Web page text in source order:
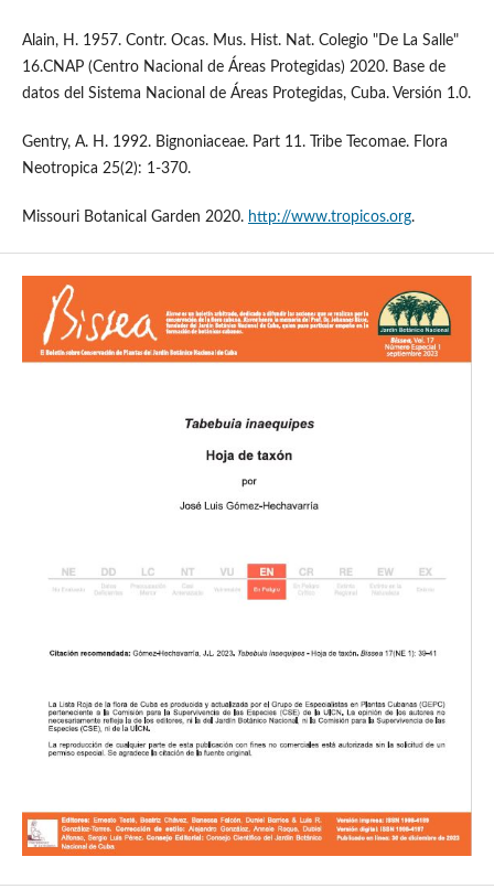
Alain, H. 1957. Contr. Ocas. Mus. Hist. Nat. Colegio "De La Salle"
16.CNAP (Centro Nacional de Áreas Protegidas) 2020. Base de
datos del Sistema Nacional de Áreas Protegidas, Cuba. Versión 1.0.
Gentry, A. H. 1992. Bignoniaceae. Part 11. Tribe Tecomae. Flora
Neotropica 25(2): 1-370.
Missouri Botanical Garden 2020. http://www.tropicos.org.